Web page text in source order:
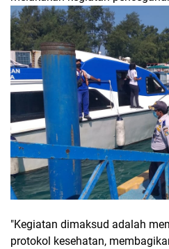
"Kegiatan dimaksud adalah
protokol kesehatan,